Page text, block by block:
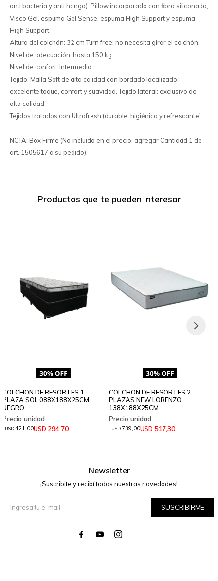
anti bacteria y anti hongo). Pillow incorporado con fibra siliconada,
Visco Gel, espuma Gel Sense, espuma High Support y espuma
High Support.
Altura del colchón: 32 cm Turn free: no necesita girar el colchón.
Nivel de adecuación: hasta 150 kg.
Nivel de confort: Intermedio.
Tejido: Malla Soft de alta calidad con bordado localizado,
excelente toque, confort y suavidad. Tejido lateral: exclusivo de
alta calidad.
Tejidos tratados con Ultrafresh (durable, higiénico y refrescante).
NOTA: Box Firme (No incluido en el precio, agregar Cantidad 1 de
art. 1505617 a su pedido).
Productos que te pueden interesar
COLCHON DE RESORTES 1
PLAZA SOL 088X188X25CM
NEGRO
USD 294,70
USD421,00
COLCHON DE RESORTES 2
PLAZAS NEW LORENZO
138X188X25CM
USD 517,30
USD739,00
Newsletter
¡Suscribite y recibí todas nuestras novedades!
SUSCRIBIRME
  